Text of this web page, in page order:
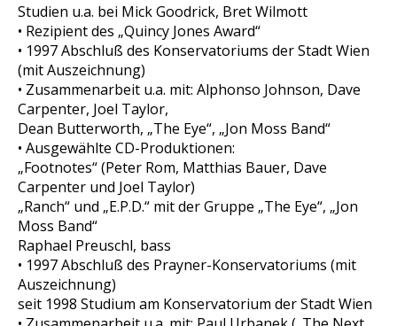
Studien u.a. bei Mick Goodrick, Bret Wilmott
• Rezipient des „Quincy Jones Award“
• 1997 Abschluß des Konservatoriums der Stadt Wien
(mit Auszeichnung)
• Zusammenarbeit u.a. mit: Alphonso Johnson, Dave
Carpenter, Joel Taylor,
Dean Butterworth, „The Eye“, „Jon Moss Band“
• Ausgewählte CD-Produktionen:
„Footnotes“ (Peter Rom, Matthias Bauer, Dave
Carpenter und Joel Taylor)
„Ranch“ und „E.P.D.“ mit der Gruppe „The Eye“, „Jon
Moss Band“
Raphael Preuschl, bass
• 1997 Abschluß des Prayner-Konservatoriums (mit
Auszeichnung)
seit 1998 Studium am Konservatorium der Stadt Wien